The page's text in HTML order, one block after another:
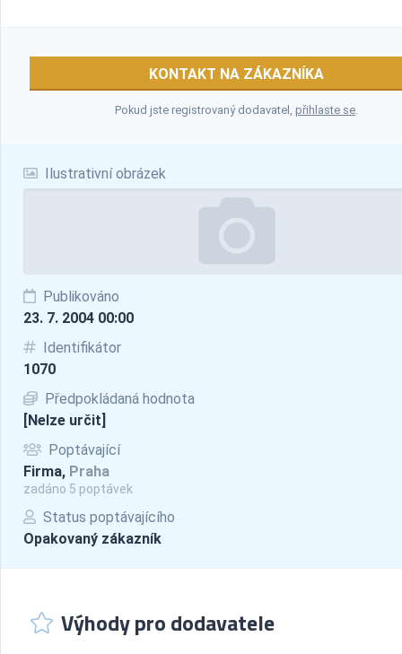
Ilustrativní obrázek
Publikováno
23. 7. 2004 00:00
Identifikátor
1070
Předpokládaná hodnota
[Nelze určit]
Poptávající
Firma, Praha
zadáno 5 poptávek
Status poptávajícího
Opakovaný zákazník
KONTAKT NA ZÁKAZNÍKA
Pokud jste registrovaný dodavatel, přihlaste se.
Výhody pro dodavatele